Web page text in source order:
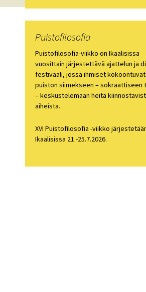
Puistofilosofia 2022
Puistofilosofia 2021
Puistofilosofiapäivä 2020
Puistofilosofia 2019
Puistofilosofia 2018
Puistofilosofia
Puistofilosofia-viikko on Ikaalisissa
vuosittain järjestettävä ajattelun ja
festivaali, jossa ihmiset kokoontuvat
puiston siimekseen – sokraattiseen
– keskustelemaan heitä
aiheista.
XVI Puistofilosofia -viikko
Ikaalisissa 21.-25.7.2026.